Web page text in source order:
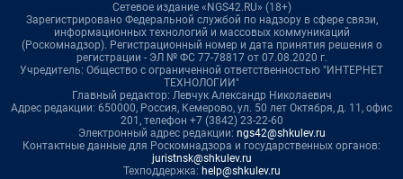
Сетевое издание «NGS42.RU» (18+)
Зарегистрировано Федеральной службой по надзору в сфере связи,
информационных технологий и массовых коммуникаций
(Роскомнадзор). Регистрационный номер и дата принятия решения о
регистрации - ЭЛ № ФС 77-78817 от 07.08.2020 г.
Учредитель: Общество с ограниченной ответственностью "ИНТЕРНЕТ
ТЕХНОЛОГИИ"
Главный редактор: Левчук Александр Николаевич
Адрес редакции: 650000, Россия, Кемерово, ул. 50 лет Октября, д. 11, офис
201, телефон +7 (3842) 23-22-60
Электронный адрес редакции: ngs42@shkulev.ru
Контактные данные для Роскомнадзора и государственных органов:
juristnsk@shkulev.ru
Техподдержка: help@shkulev.ru